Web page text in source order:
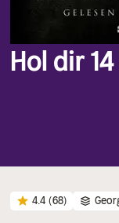
Hol dir
4.4 (68)